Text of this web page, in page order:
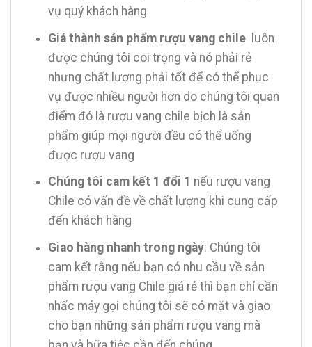
vụ quý khách hàng
Giá thành sản phẩm rượu vang chile
luôn
được chúng tôi coi trọng và nó phải rẻ
nhưng chất lượng phải tốt để có thể phục
vụ được nhiều người hơn do chúng tôi quan
điểm đó là rượu vang chile bịch là sản
phẩm giúp mọi người đều có thể uống
được rượu vang
Chúng tôi cam kết 1 đổi 1 nếu rượu vang
Chile có vấn đề về chất lượng khi cung cấp
đến khách hàng
Giao hàng nhanh trong ngày: Chúng tôi
cam kết rằng nếu bạn có nhu cầu về sản
phẩm rượu vang Chile giá rẻ thì bạn chỉ cần
nhấc máy gọi chúng tôi sẽ có mặt và giao
cho bạn những sản phẩm rượu vang mà